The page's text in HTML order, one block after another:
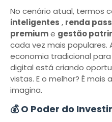
No cenário atual, termos
inteligentes , renda
premiume gestão
cada vez mais populares.
economia tradicional
digital está criando
vistas. E o melhor? É
imagina.
💰 O Poder do